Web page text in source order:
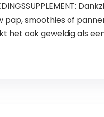
pap, smoothies of
het ook geweldig als